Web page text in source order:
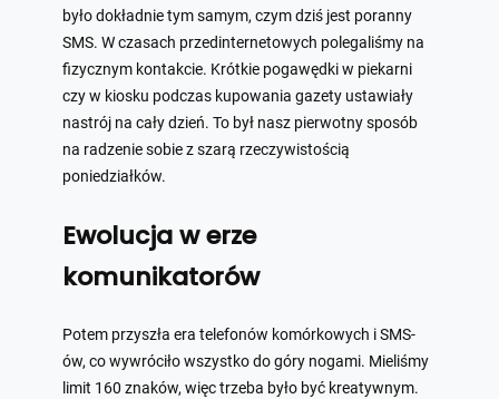
było dokładnie tym samym, czym dziś jest poranny
SMS. W czasach przedinternetowych polegaliśmy na
fizycznym kontakcie. Krótkie pogawędki w piekarni
czy w kiosku podczas kupowania gazety ustawiały
nastrój na cały dzień. To był nasz pierwotny sposób
na radzenie sobie z szarą rzeczywistością
poniedziałków.
Ewolucja w erze
komunikatorów
Potem przyszła era telefonów komórkowych i SMS-
ów, co wywróciło wszystko do góry nogami. Mieliśmy
limit 160 znaków, więc trzeba było być kreatywnym.